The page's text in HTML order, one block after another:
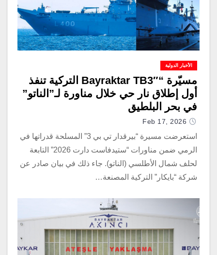
الأخبار الدولية
مسيّرة “Bayraktar TB3″ التركية تنفذ
أول إطلاق نار حي خلال مناورة لـ”الناتو”
في بحر البلطيق
Feb 17, 2026
استعرضت مسيرة “بيرقدار تي بي 3” المسلحة قدراتها في
الرمي ضمن مناورات “ستيدفاست دارت 2026” التابعة
لحلف شمال الأطلسي (الناتو). جاء ذلك في بيان صادر عن
شركة “بايكار” التركية المصنعة…